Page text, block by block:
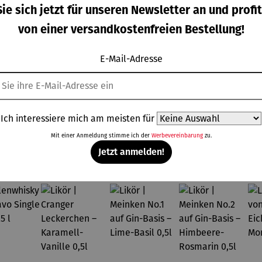
Eiskugel |
Collins
Eiskühler
FROID
Korkenzie
her mit
Kapselsch
Topseller aus der Kategorie Spirituosen
sich jetzt für unseren Newsletter an und
von einer versandkostenfreien Bestellung!
E-Mail-Adresse
Ich interessiere mich am meisten für
Mit einer Anmeldung stimme ich der Werbevereinbarungzu.
Jetzt anmelden!